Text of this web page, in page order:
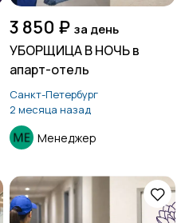
3 850 ₽ за день
УБОРЩИЦА В НОЧЬ в
апарт-отель
Санкт-Петербург
2 месяца назад
Менеджер